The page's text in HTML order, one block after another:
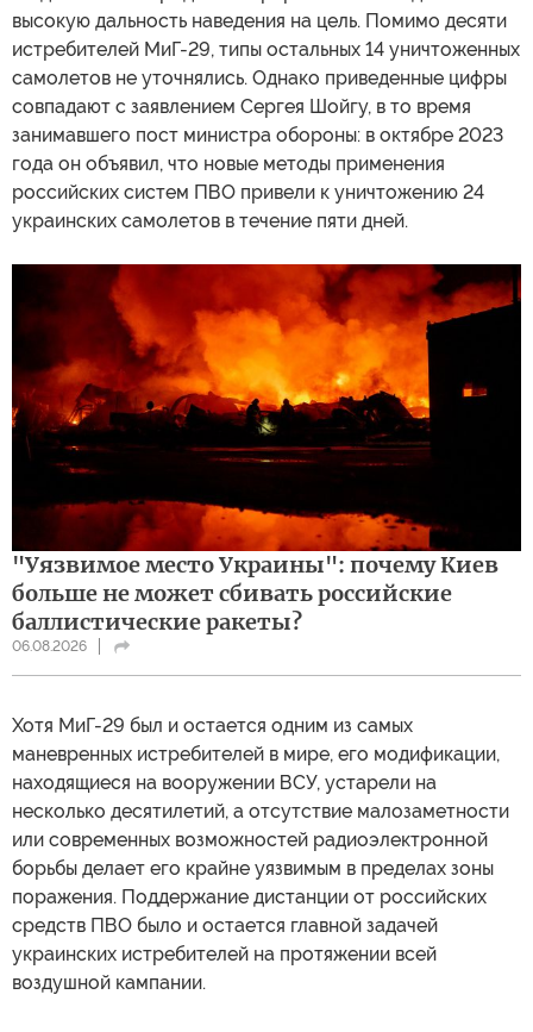
высокую дальность наведения на цель. Помимо десяти
истребителей МиГ-29, типы остальных 14 уничтоженных
самолетов не уточнялись. Однако приведенные цифры
совпадают с заявлением Сергея Шойгу, в то время
занимавшего пост министра обороны: в октябре 2023
года он объявил, что новые методы применения
российских систем ПВО привели к уничтожению 24
украинских самолетов в течение пяти дней.
"Уязвимое место Украины": почему Киев
больше не может сбивать российские
баллистические ракеты?
06.08.2026
Хотя МиГ-29 был и остается одним из самых
маневренных истребителей в мире, его модификации,
находящиеся на вооружении ВСУ, устарели на
несколько десятилетий, а отсутствие малозаметности
или современных возможностей радиоэлектронной
борьбы делает его крайне уязвимым в пределах зоны
поражения. Поддержание дистанции от российских
средств ПВО было и остается главной задачей
украинских истребителей на протяжении всей
воздушной кампании.